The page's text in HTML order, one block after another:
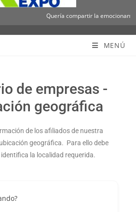
Quería compartir la emocionante
MENÚ
de empresas -
geográfica
de los afiliados de nuestra
geográfica. Para ello debe
la localidad requerida.